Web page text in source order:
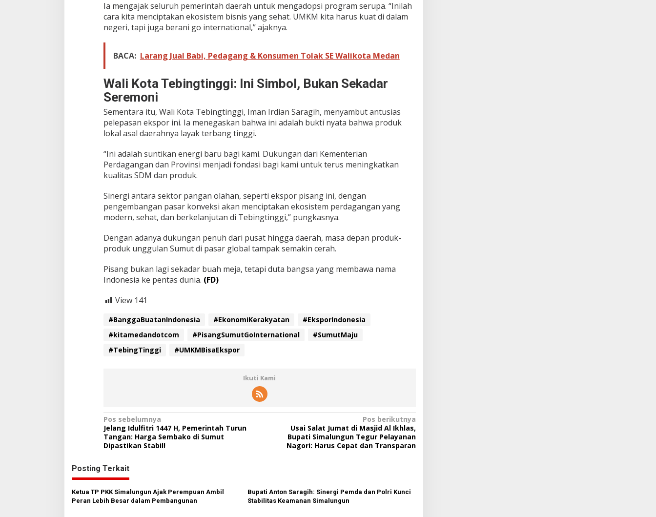
Ia mengajak seluruh pemerintah daerah untuk mengadopsi program serupa. “Inilah
cara kita menciptakan ekosistem bisnis yang sehat. UMKM kita harus kuat di dalam
negeri, tapi juga berani go international,” ajaknya.
BACA: Larang Jual Babi, Pedagang & Konsumen Tolak SE Walikota Medan
Wali Kota Tebingtinggi: Ini Simbol, Bukan Sekadar
Seremoni
Sementara itu, Wali Kota Tebingtinggi, Iman Irdian Saragih, menyambut antusias
pelepasan ekspor ini. Ia menegaskan bahwa ini adalah bukti nyata bahwa produk
lokal asal daerahnya layak terbang tinggi.
“Ini adalah suntikan energi baru bagi kami. Dukungan dari Kementerian
Perdagangan dan Provinsi menjadi fondasi bagi kami untuk terus meningkatkan
kualitas SDM dan produk.
Sinergi antara sektor pangan olahan, seperti ekspor pisang ini, dengan
pengembangan pasar konveksi akan menciptakan ekosistem perdagangan yang
modern, sehat, dan berkelanjutan di Tebingtinggi,” pungkasnya.
Dengan adanya dukungan penuh dari pusat hingga daerah, masa depan produk-
produk unggulan Sumut di pasar global tampak semakin cerah.
Pisang bukan lagi sekadar buah meja, tetapi duta bangsa yang membawa nama
Indonesia ke pentas dunia. (FD)
View 141
#BanggaBuatanIndonesia #EkonomiKerakyatan
#EksporIndonesia
#kitamedandotcom
#PisangSumutGoInternational
#SumutMaju
#TebingTinggi
#UMKMBisaEkspor
Ikuti Kami
N
a
v
i
g
a
s
Pos sebelumnya
Jelang Idulfitri 1447 H, Pemerintah Turun
Tangan: Harga Sembako di Sumut
Dipastikan Stabil!
Pos berikutnya
Usai Salat Jumat di Masjid Al Ikhlas,
Bupati Simalungun Tegur Pelayanan
Nagori: Harus Cepat dan Transparan
Posting Terkait
Ketua TP PKK Simalungun Ajak Perempuan Ambil
Peran Lebih Besar dalam Pembangunan
Bupati Anton Saragih: Sinergi Pemda dan Polri Kunci
Stabilitas Keamanan Simalungun